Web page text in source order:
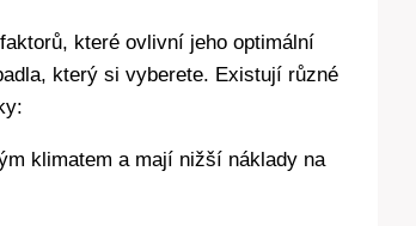
které ovlivní jeho optimální
který si vyberete. Existují různé
klimatem a mají nižší náklady na